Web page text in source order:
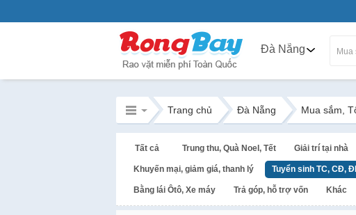
Đà Nẵng
Trang chủ Đà Nẵng Mua sắm,
Tất cả Trung thu, Quà Noel, Tết Giải trí tại nhà
Khuyến mại, giảm giá, thanh lý Tuyển sinh TC, CĐ,
Bằng lái Ôtô, Xe máy Trả góp, hỗ trợ vốn Khác